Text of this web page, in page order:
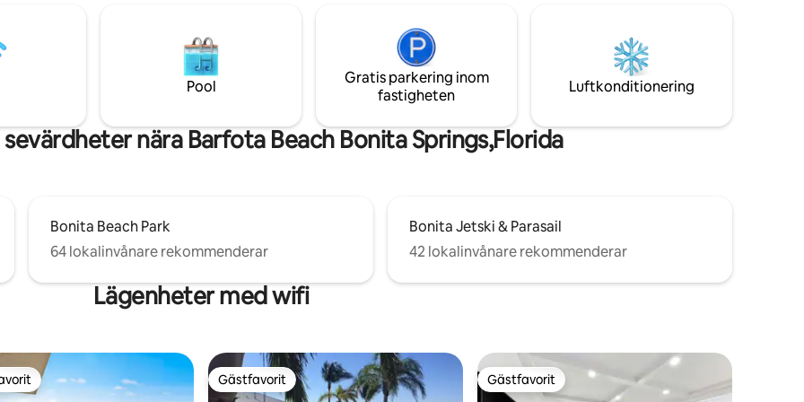
båtuthyrning, fisketurer,
solnedgång och turer.
dig äventyrlig? Ta en av
från bryggan till
som du kan använda. Beläget strax
utanför Wiggins Pass Road mellan 41 och
havet. Stilt home. Behöver inte ens en bil.
Pool
Gratis parkering inom
fastigheten
Luftkonditionering
nära Barfota Beach Bonita Springs,Florida
Bonita Beach Park
64 lokalinvånare rekommenderar
Bonita Jetski & Parasail
42 lokalinvånare rekommenderar
Lägenheter med wifi
Gästfavorit
Gästfavorit Gästfavorit
Gästfavorit